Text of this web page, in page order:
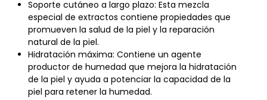
Soporte cutáneo a largo plazo: Esta mezcla
especial de extractos contiene propiedades que
promueven la salud de la piel y la reparación
natural de la piel.
Hidratación máxima: Contiene un agente
productor de humedad que mejora la hidratación
de la piel y ayuda a potenciar la capacidad de la
piel para retener la humedad.